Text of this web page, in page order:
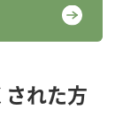
れた方